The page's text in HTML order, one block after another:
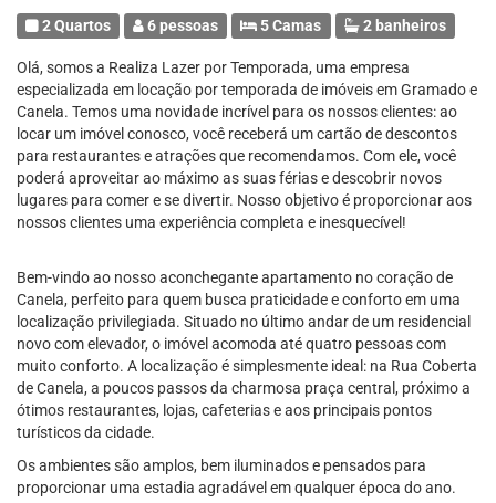
2 Quartos 6 pessoas 5 Camas 2 banheiros
Olá, somos a Realiza Lazer por Temporada, uma empresa
especializada em locação por temporada de imóveis em Gramado e
Canela. Temos uma novidade incrível para os nossos clientes: ao
locar um imóvel conosco, você receberá um cartão de descontos
para restaurantes e atrações que recomendamos. Com ele, você
poderá aproveitar ao máximo as suas férias e descobrir novos
lugares para comer e se divertir. Nosso objetivo é proporcionar aos
nossos clientes uma experiência completa e inesquecível!
Bem-vindo ao nosso aconchegante apartamento no coração de
Canela, perfeito para quem busca praticidade e conforto em uma
localização privilegiada. Situado no último andar de um residencial
novo com elevador, o imóvel acomoda até quatro pessoas com
muito conforto. A localização é simplesmente ideal: na Rua Coberta
de Canela, a poucos passos da charmosa praça central, próximo a
ótimos restaurantes, lojas, cafeterias e aos principais pontos
turísticos da cidade.
Os ambientes são amplos, bem iluminados e pensados para
proporcionar uma estadia agradável em qualquer época do ano.